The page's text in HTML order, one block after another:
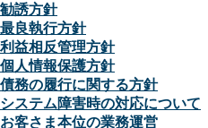
勧誘方針
最良執行方針
利益相反管理方針
個人情報保護方針
債務の履行に関する方針
システム障害時の対応について
お客さま本位の業務運営